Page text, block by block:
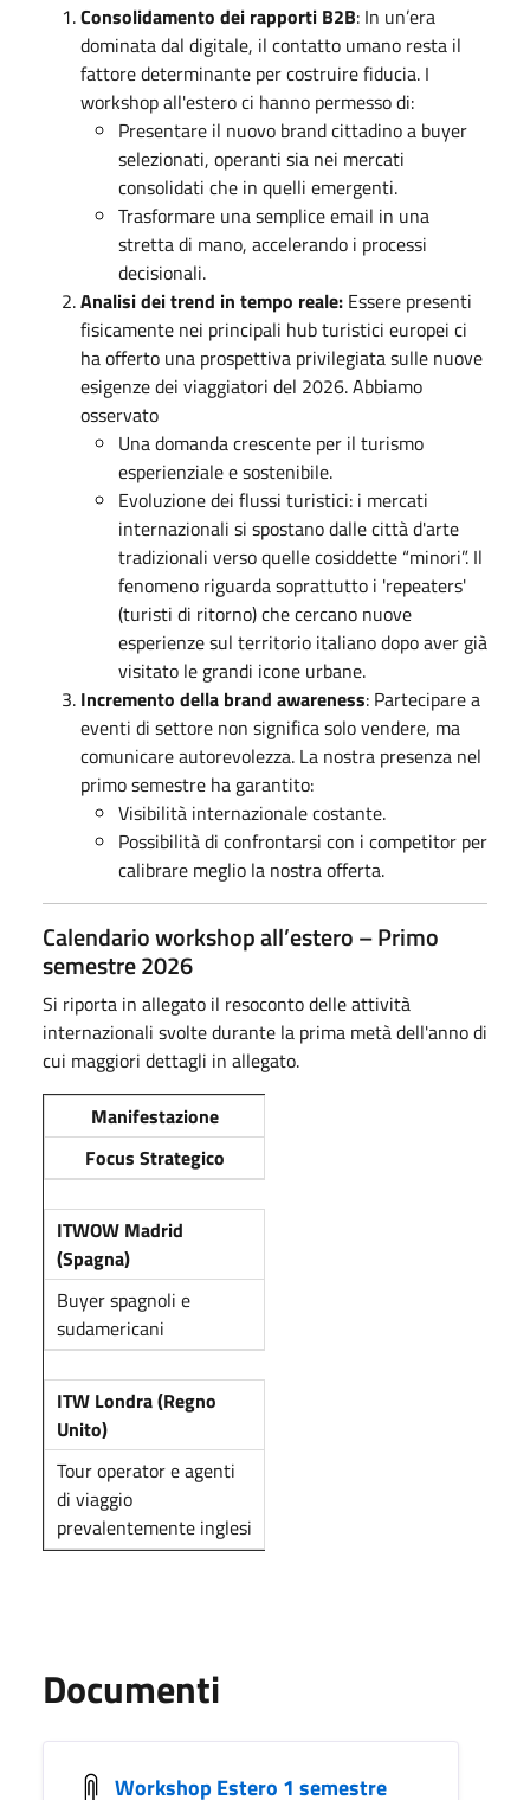
Consolidamento dei rapporti B2B: In un’era
dominata dal digitale, il contatto umano resta il
fattore determinante per costruire fiducia. I
workshop all'estero ci hanno permesso di:
Presentare il nuovo brand cittadino a buyer
selezionati, operanti sia nei mercati
consolidati che in quelli emergenti.
Trasformare una semplice email in una
stretta di mano, accelerando i processi
decisionali.
Analisi dei trend in tempo reale: Essere presenti
fisicamente nei principali hub turistici europei ci
ha offerto una prospettiva privilegiata sulle nuove
esigenze dei viaggiatori del 2026. Abbiamo
osservato
Una domanda crescente per il turismo
esperienziale e sostenibile.
Evoluzione dei flussi turistici: i mercati
internazionali si spostano dalle città d'arte
tradizionali verso quelle cosiddette “minori”. Il
fenomeno riguarda soprattutto i 'repeaters'
(turisti di ritorno) che cercano nuove
esperienze sul territorio italiano dopo aver già
visitato le grandi icone urbane.
Incremento della brand awareness: Partecipare a
eventi di settore non significa solo vendere, ma
comunicare autorevolezza. La nostra presenza nel
primo semestre ha garantito:
Visibilità internazionale costante.
Possibilità di confrontarsi con i competitor per
calibrare meglio la nostra offerta.
Calendario workshop all’estero – Primo
semestre 2026
Si riporta in allegato il resoconto delle attività
internazionali svolte durante la prima metà dell'anno di
cui maggiori dettagli in allegato.
Manifestazione
Focus Strategico
ITWOW Madrid
(Spagna)
Buyer spagnoli e
sudamericani
ITW Londra (Regno
Unito)
Tour operator e agenti
di viaggio
prevalentemente inglesi
Documenti
Workshop Estero 1 semestre